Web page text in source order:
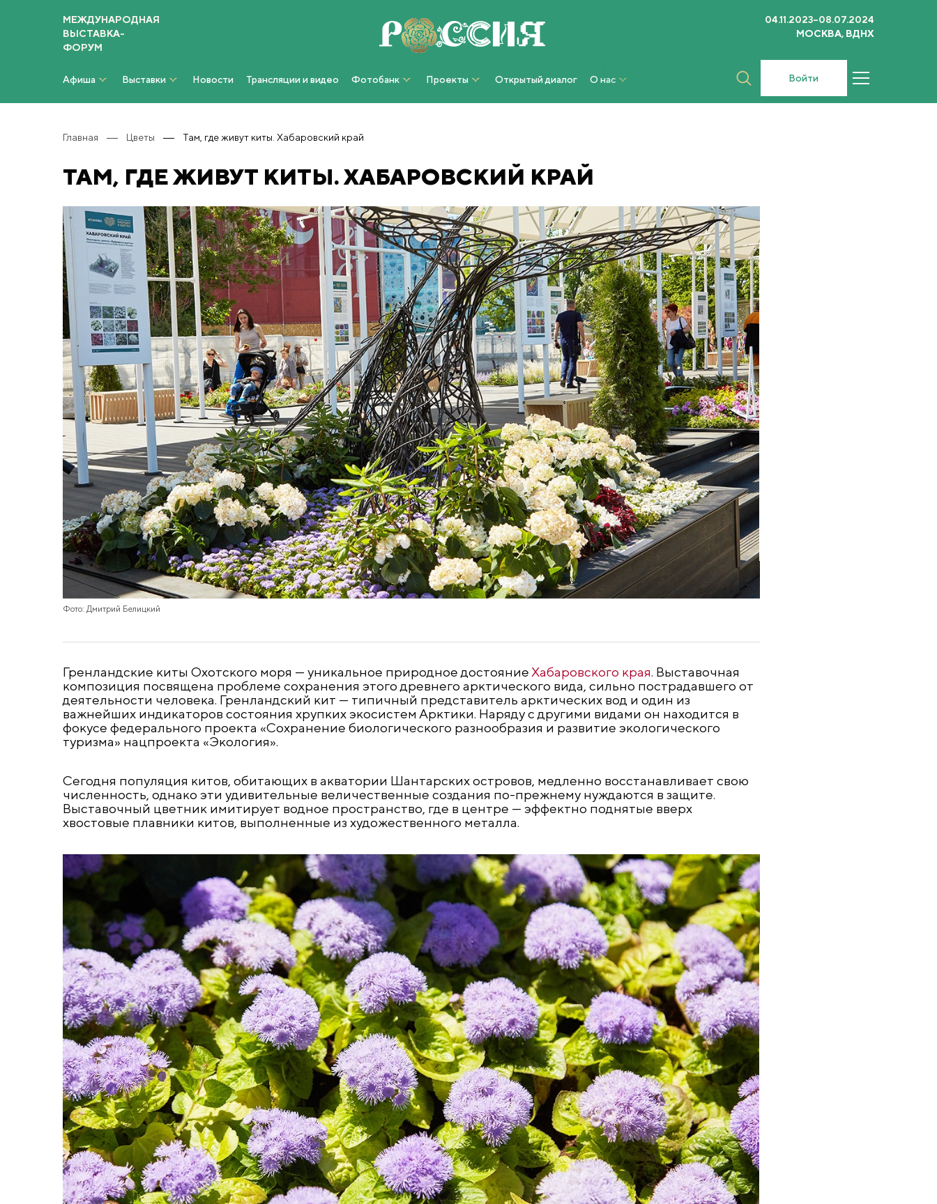
МЕЖДУНАРОДНАЯ
ВЫСТАВКА-
ФОРУМ
04.11.2023–08.07.2024
МОСКВА, ВДНХ
Афиша Выставки Новости Трансляции и видео Фотобанк Проекты Открытый диалог О нас Войти
Главная Цветы Там, где живут киты. Хабаровский край
ТАМ, ГДЕ ЖИВУТ КИТЫ. ХАБАРОВСКИЙ КРАЙ
Фото: Дмитрий Белицкий
Гренландские киты Охотского моря — уникальное природное достояние Хабаровского края. Выставочная
композиция посвящена проблеме сохранения этого древнего арктического вида, сильно пострадавшего от
деятельности человека. Гренландский кит — типичный представитель арктических вод и один из
важнейших индикаторов состояния хрупких экосистем Арктики. Наряду с другими видами он находится в
фокусе федерального проекта «Сохранение биологического разнообразия и развитие экологического
туризма» нацпроекта «Экология».
Сегодня популяция китов, обитающих в акватории Шантарских островов, медленно восстанавливает свою
численность, однако эти удивительные величественные создания по-прежнему нуждаются в защите.
Выставочный цветник имитирует водное пространство, где в центре — эффектно поднятые вверх
хвостовые плавники китов, выполненные из художественного металла.